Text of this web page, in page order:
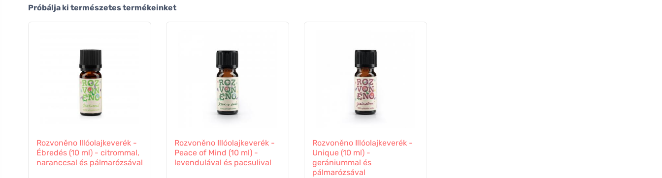
Próbálja ki természetes termékeinket
Rozvoněno Illóolajkeverék -
Ébredés (10 ml) - citrommal,
naranccsal és pálmarózsával
Rozvoněno Illóolajkeverék -
Peace of Mind (10 ml) -
levendulával és pacsulival
Rozvoněno Illóolajkeverék -
Unique (10 ml) -
gerániummal és
pálmarózsával